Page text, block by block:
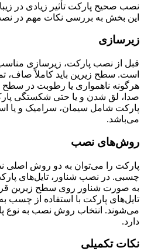
نصب صحیح پارکت تأثیر زیادی در
این بخش به بررسی نکات مهم در
زیرسازی
قبل از نصب پارکت، زیرسازی مناسب
است. سطح زیرین باید کاملاً صاف،
هرگونه ناهمواری یا رطوبت در سطح
صدا، لق شدن و یا حتی شکستگی
پارکت شامل سیمان، سرامیک و یا
می‌باشد.
روش‌های نصب
پارکت را می‌توان به دو روش
چسبی. در نصب شناور، تایل‌های
به صورت شناور روی سطح زیرین
تایل‌های پارکت با استفاده از چسب
می‌شوند. انتخاب روش نصب به نوع
دارد.
نکات تکمیلی